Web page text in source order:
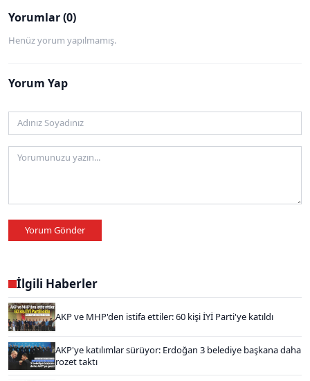
Yorumlar (0)
Henüz yorum yapılmamış.
Yorum Yap
Yorum Gönder
İlgili Haberler
AKP ve MHP'den istifa ettiler: 60 kişi İYİ Parti'ye katıldı
AKP'ye katılımlar sürüyor: Erdoğan 3 belediye başkana daha
rozet taktı